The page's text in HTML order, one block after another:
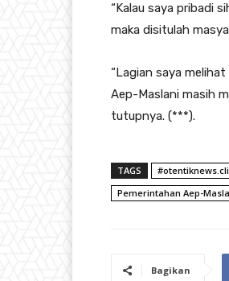
“Kalau saya pribadi
maka disitulah
“Lagian saya
Aep-Maslani masih
tutupnya. (***).
TAGS
Pemerintahan Aep-
Bagikan